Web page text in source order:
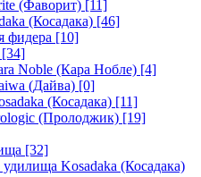
(Фаворит) [11]
(Косадака) [46]
фидера [10]
[34]
Noble (Кара Нобле) [4]
(Дайва) [0]
(Косадака) [11]
(Пролоджик) [19]
[32]
Kosadaka (Косадака)